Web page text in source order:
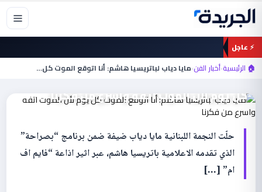
تخطي
المحتوى
⚡ عاجل
🏠 الرئيسية›أخبار الفن›مايا دياب لباتريسيا هاشم: أنا اتوقع الموت كل…
أخبار الفن
كل يوم لأن الموت اتفه واسرع من فكرنا
حلّت النجمة اللبنانية مايا دياب ضيفة ضمن برنامج “بصراحة”
الذي تقدمه الاعلامية باتريسيا هاشم، عبر اثير اذاعة “فايم اف
ام” […]